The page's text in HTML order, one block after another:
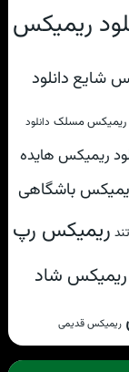
ریمیکس
شایع دانلود
ریمیکس مسلک دانلود
ریمیکس هایده
باشگاهی
ریمیکس رپ
ریمیکس شاد
ریمیکس قدیمی